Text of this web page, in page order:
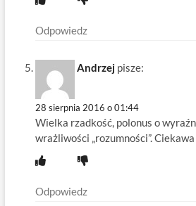
Odpowiedz
Andrzej pisze:
28 sierpnia 2016 o 01:44
Wielka rzadkość, polonus o
wrażliwości „rozumności”.
Odpowiedz